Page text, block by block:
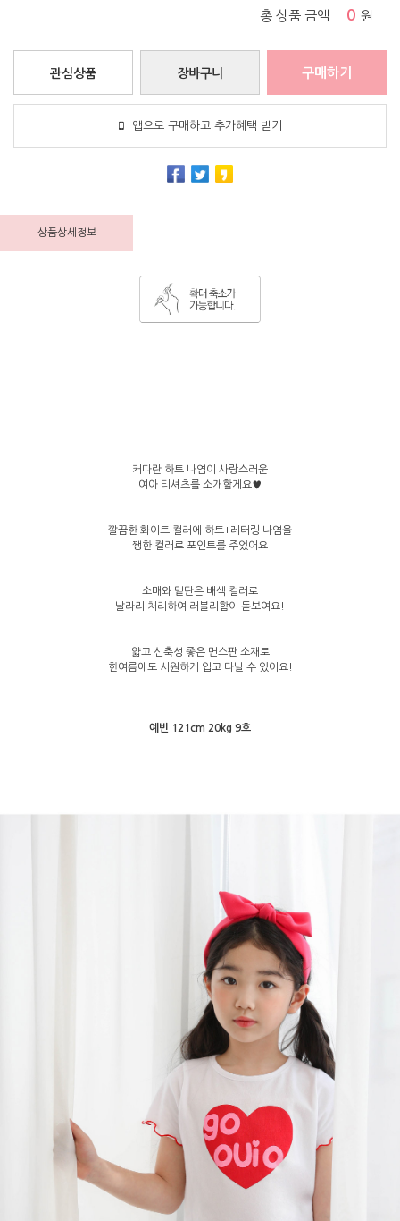
총 상품 금액 0 원
장바구니
관심상품 구매하기
앱으로 구매하고 추가혜택 받기
상품상세정보
커다란 하트 나염이 사랑스러운
여아 티셔츠를 소개할게요♥
깔끔한 화이트 컬러에 하트+레터링 나염을
쨍한 컬러로 포인트를 주었어요
소매와 밑단은 배색 컬러로
날라리 처리하여 러블리함이 돋보여요!
얇고 신축성 좋은 면스판 소재로
한여름에도 시원하게 입고 다닐 수 있어요!
예빈 121cm 20kg 9호